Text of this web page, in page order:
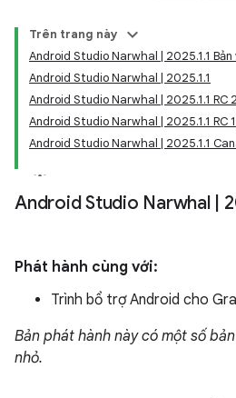
Trên trang này
Android Studio Narwhal | 2025.1.1 Bản
Android Studio Narwhal | 2025.1.1
Android Studio Narwhal | 2025.1.1 RC 2
Android Studio Narwhal | 2025.1.1 RC 1
Android Studio Narwhal | 2025.1.1
Android Studio Narwhal
Phát hành cùng với:
Trình bổ trợ Android cho
Bản phát hành này có một số
nhỏ.